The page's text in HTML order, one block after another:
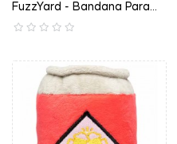
FuzzYard - Bandana Para
Cão...